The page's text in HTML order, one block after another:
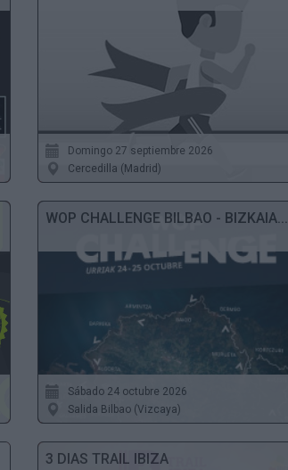
Domingo 27 septiembre 2026
Cercedilla (Madrid)
WOP CHALLENGE BILBAO - BIZKAIA...
Sábado 24 octubre 2026
Salida Bilbao (Vizcaya)
3 DIAS TRAIL IBIZA